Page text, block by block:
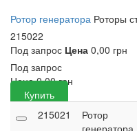
Ротор генератора Роторы
215022
Под запрос Цена 0,00 грн
Под запрос
Цена 0,00грн
Купить
215021
Ротор